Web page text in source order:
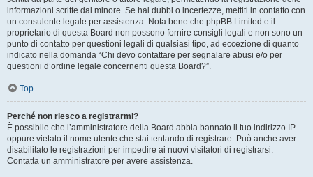
informazioni scritte dal minore. Se hai dubbi o incertezze, mettiti in contatto con
un consulente legale per assistenza. Nota bene che phpBB Limited e il
proprietario di questa Board non possono fornire consigli legali e non sono un
punto di contatto per questioni legali di qualsiasi tipo, ad eccezione di quanto
indicato nella domanda “Chi devo contattare per segnalare abusi e/o per
questioni d’ordine legale concernenti questa Board?”.
Top
Perché non riesco a registrarmi?
È possibile che l’amministratore della Board abbia bannato il tuo indirizzo IP
oppure vietato il nome utente che stai tentando di registrare. Può anche aver
disabilitato le registrazioni per impedire ai nuovi visitatori di registrarsi.
Contatta un amministratore per avere assistenza.